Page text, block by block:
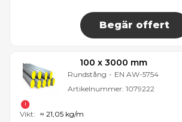
Begär offert
100 x 3000 mm
Rundstång - EN AW-5754
Artikelnummer: 1079222
Vikt: ≈ 21,05 kg/m